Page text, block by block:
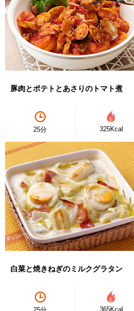
豚肉とポテトとあさりのトマト煮
25分 325Kcal
白菜と焼きねぎのミルクグラタン
365Kcal